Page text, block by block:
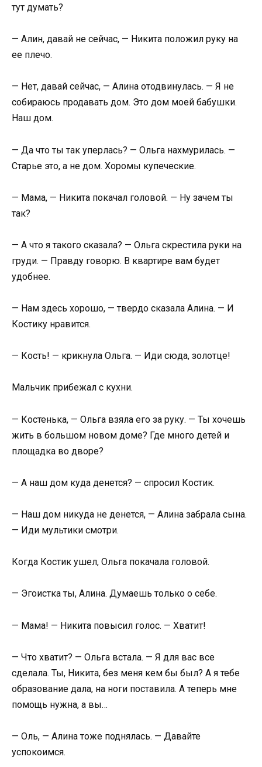
тут думать?
— Алин, давай не сейчас, — Никита положил руку на
ее плечо.
— Нет, давай сейчас, — Алина отодвинулась. — Я не
собираюсь продавать дом. Это дом моей бабушки.
Наш дом.
— Да что ты так уперлась? — Ольга нахмурилась. —
Старье это, а не дом. Хоромы купеческие.
— Мама, — Никита покачал головой. — Ну зачем ты
так?
— А что я такого сказала? — Ольга скрестила руки на
груди. — Правду говорю. В квартире вам будет
удобнее.
— Нам здесь хорошо, — твердо сказала Алина. — И
Костику нравится.
— Кость! — крикнула Ольга. — Иди сюда, золотце!
Мальчик прибежал с кухни.
— Костенька, — Ольга взяла его за руку. — Ты хочешь
жить в большом новом доме? Где много детей и
площадка во дворе?
— А наш дом куда денется? — спросил Костик.
— Наш дом никуда не денется, — Алина забрала сына.
— Иди мультики смотри.
Когда Костик ушел, Ольга покачала головой.
— Эгоистка ты, Алина. Думаешь только о себе.
— Мама! — Никита повысил голос. — Хватит!
— Что хватит? — Ольга встала. — Я для вас все
сделала. Ты, Никита, без меня кем бы был? А я тебе
образование дала, на ноги поставила. А теперь мне
помощь нужна, а вы…
— Оль, — Алина тоже поднялась. — Давайте
успокоимся.